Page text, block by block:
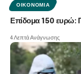
ΟΙΚΟΝΟΜΊΑ
Επίδομα 150 ευρώ:
4 Λεπτά Ανάγνωσης